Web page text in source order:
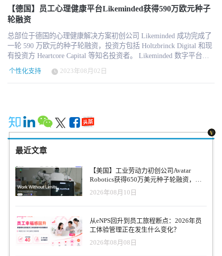
的合伙人 Tomás Lavin Peixe 评论说： "我们对 Paynest 及其潜力感到
兴奋。我们的战略是投资拥有卓越团队和颠覆性潜力的葡萄牙公
的理想选择。已经使用 Paynest 的数十家公司证明了这一点，我们希
望越来越多的欧洲公司将该解决方案作为吸引和留住人才的一种方
式。 蓝鸦资本联合创始人兼基金经理António Mello Campello补充
说："蓝鸦资本很高兴宣布我们最近对Paynest的投资。作为致力于走
字、新渠道和创新总监Nuno Matos补充说："这次机会有力地表明了
CTT 集团对国内初创企业生态系统的承诺。我们相信 Paynest 具备在
更广阔的欧洲市场取得成功的一切条件，我们希望为它的成功做出
贡献。我们非常清楚，改善人们与金钱以及与雇主之间的关系非常
候都更加重要，这不仅是为了提高生产率，也是为了留住最优秀的
人才。正如我们所做的所有投资一样，我们也看到了合作的绝佳机
会，这也加强了 CTT 对员工福利的日益重视"。 M4 Ventures 的执行
合伙人Luis Gutman说： "Paynest 因其卓越的产品开发潜力和高素质
的创始团队而脱颖而出。创始人与市场的契合是显而易见的，这促
使我们决定在时机成熟时积极支持其发展并进军巴西市场
【德国】员工心理健康平台Likeminded获得590万欧元种子
轮融资
总部位于德国的心理健康解决方案初创公司 Likeminded 成功完成了
一轮 590 万欧元的种子轮融资，投资方包括 Holtzbrinck Digital 和现
有投资方 Heartcore Capital 等知名投资者。 Likeminded 数字平台的
核心目标是为企业员工提供个性化支持，以防止过劳和倦怠。Jack
Wolfskin、Oliver Wyman 和 sennder 等知名企业已经从该平台中受
益，提高了员工的留任率和满意度。 新的资金将是扩大业务、实现
大的投资者支持下，Likeminded 将对企业界的心理健康领域产生重
大影响。 Likeminded 的与众不同之处在于，除了一对一课程和心理
学家的按需内容外，它还擅长小组形式。公司成立于2020年，在过
去的12个月里，用户增长了200%，给现有投资者心核资本
（Heartcore Capital）留下了深刻印象。 随着越来越多的人感受到与
工作场所相关的精神压力，对此类心理健康解决方案的需求日益明
显。2022 年，DAK 报告称，因精神疾病而请病假的人数创下了历史
新高。针对这一问题，Kimberly Breuer、Maximilian Heberger、
Stefan Anca 和 Josu García de Albizu 创立了 Likeminded。平台的用户
友好界面可确保用户快速获得个性化的心理健康服务。 "Holtzbrinck
Digital 投资总监 Jannik von Wallis 说："通过将人工智能驱动的推荐
算法与可扩展但持续有效的支持形式相结合，Likeminded 实现了乍
看起来不可能实现的目标：以可持续的成本提供个性化的心理健康
支持。 文章来源：eu-startups
个性化支持 2023年08月02日
最近文章
【美国】工业劳动力初创公司Avatar
Robotics获得650万美元种子轮融资，旨
在打造无限规模的工业劳动力队伍
2026年08月10日
从eNPS回升到员工旅程断点：2026年员
工体验管理正在发生什么变化？
2026年08月08日